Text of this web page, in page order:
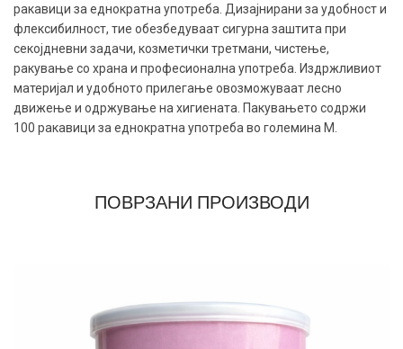
ракавици за еднократна употреба. Дизајнирани за удобност и
флексибилност, тие обезбедуваат сигурна заштита при
секојдневни задачи, козметички третмани, чистење,
ракување со храна и професионална употреба. Издржливиот
материјал и удобното прилегање овозможуваат лесно
движење и одржување на хигиената. Пакувањето содржи
100 ракавици за еднократна употреба во големина М.
ПОВРЗАНИ ПРОИЗВОДИ